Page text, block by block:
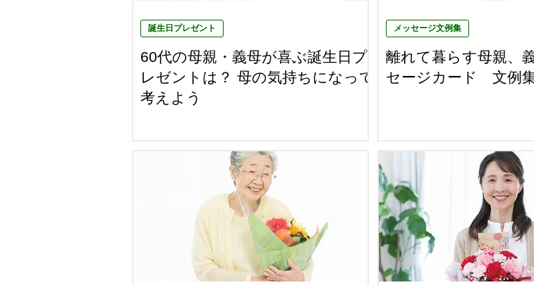
60代の母親・義母が喜ぶ誕生日プ
レゼントは？ 母の気持ちになって
考えよう
誕生日プレゼント
離れて暮らす母親、
セージカード 文例
メッセージ文例集